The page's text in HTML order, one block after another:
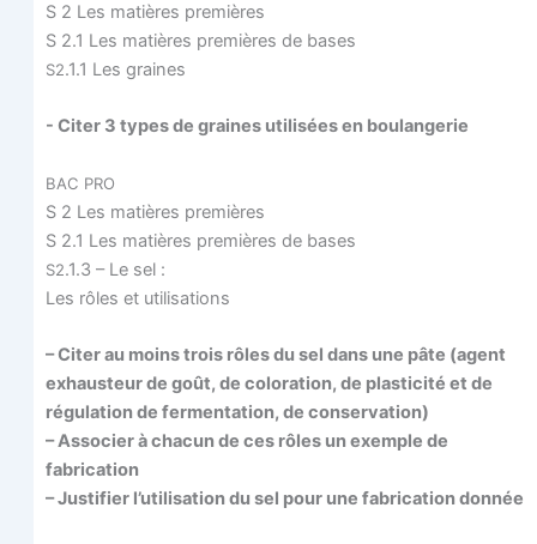
S 2 Les matières premières
S 2.1 Les matières pre­mières de bases
S2.1.1 Les graines
- Citer 3 types de graines uti­li­sées en boulangerie
BAC PRO
S 2 Les matières premières
S 2.1 Les matières pre­mières de bases
S2.1.3 – Le sel :
Les rôles et utilisations
– Citer au moins trois rôles du sel dans une pâte (agent
exhaus­teur de goût, de colo­ra­tion, de plas­ti­ci­té et de
régu­la­tion de fer­men­ta­tion, de conservation)
– Asso­cier à cha­cun de ces rôles un exemple de
fabrication
– Jus­ti­fier l’utilisation du sel pour une fabri­ca­tion donnée